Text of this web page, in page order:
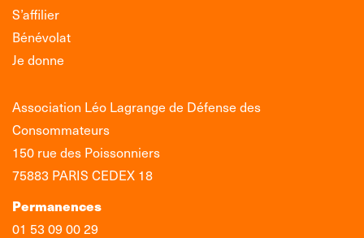
S’affilier
Bénévolat
Je donne
Association Léo Lagrange de Défense des
Consommateurs
150 rue des Poissonniers
75883 PARIS CEDEX 18
Permanences
01 53 09 00 29